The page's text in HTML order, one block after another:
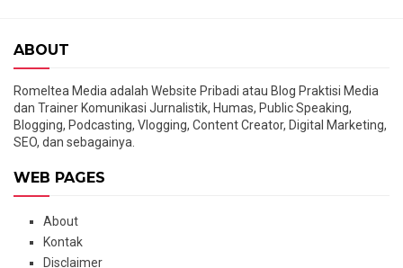
ABOUT
Romeltea Media adalah Website Pribadi atau Blog Praktisi Media
dan Trainer Komunikasi Jurnalistik, Humas, Public Speaking,
Blogging, Podcasting, Vlogging, Content Creator, Digital Marketing,
SEO, dan sebagainya.
WEB PAGES
About
Kontak
Disclaimer